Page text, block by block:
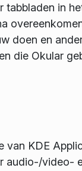
in
doen en
die Okular
KDE
audio-/video-